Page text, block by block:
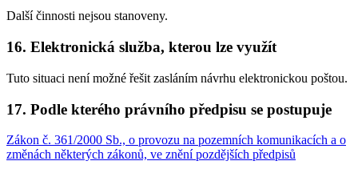
Další činnosti nejsou stanoveny.
16. Elektronická služba, kterou lze využít
Tuto situaci není možné řešit zasláním návrhu elektronickou poštou.
17. Podle kterého právního předpisu se postupuje
Zákon č. 361/2000 Sb., o provozu na pozemních komunikacích a o
změnách některých zákonů, ve znění pozdějších předpisů